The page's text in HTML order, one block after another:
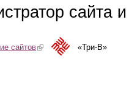
сайта
сайтов(link is external)«Три-В»